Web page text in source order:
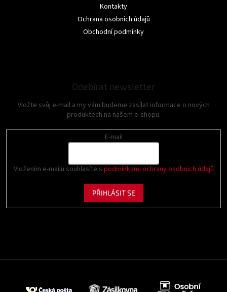
Kontakty
Ochrana osobních údajů
Obchodní podmínky
Odebírat newsletter
Vložte svůj e-mail a my vám budeme zasílat informace o nových
produktech na našem e-shopu.
E-mail
Vložením e-mailu souhlasíte s podmínkami ochrany osobních údajů
PŘIHLÁSIT SE